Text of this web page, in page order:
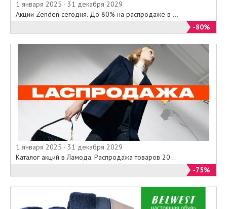
1 января 2025 - 31 декабря 2029
Акции Zenden сегодня. До 80% на распродаже в ...
-80%
1 января 2025 - 31 декабря 2029
Каталог акций в Ламода. Распродажа товаров 20...
-75%